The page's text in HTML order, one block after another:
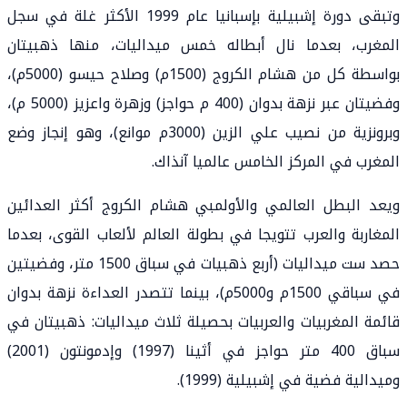
وتبقى دورة إشبيلية بإسبانيا عام 1999 الأكثر غلة في سجل
المغرب، بعدما نال أبطاله خمس ميداليات، منها ذهبيتان
بواسطة كل من هشام الكروج (1500م) وصلاح حيسو (5000م)،
وفضيتان عبر نزهة بدوان (400 م حواجز) وزهرة واعزيز (5000 م)،
وبرونزية من نصيب علي الزين (3000م موانع)، وهو إنجاز وضع
المغرب في المركز الخامس عالميا آنذاك.
ويعد البطل العالمي والأولمبي هشام الكروج أكثر العدائين
المغاربة والعرب تتويجا في بطولة العالم لألعاب القوى، بعدما
حصد ست ميداليات (أربع ذهبيات في سباق 1500 متر، وفضيتين
في سباقي 1500م و5000م)، بينما تتصدر العداءة نزهة بدوان
قائمة المغربيات والعربيات بحصيلة ثلاث ميداليات: ذهبيتان في
سباق 400 متر حواجز في أثينا (1997) وإدمونتون (2001)
وميدالية فضية في إشبيلية (1999).